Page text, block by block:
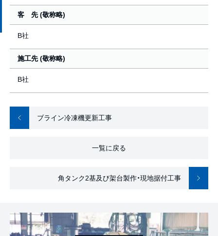
客 先 (敬称略)
B社
施工先 (敬称略)
B社
ブライン冷凍機更新工事
一覧に戻る
角タンク2基及び架台製作・現地据付工事